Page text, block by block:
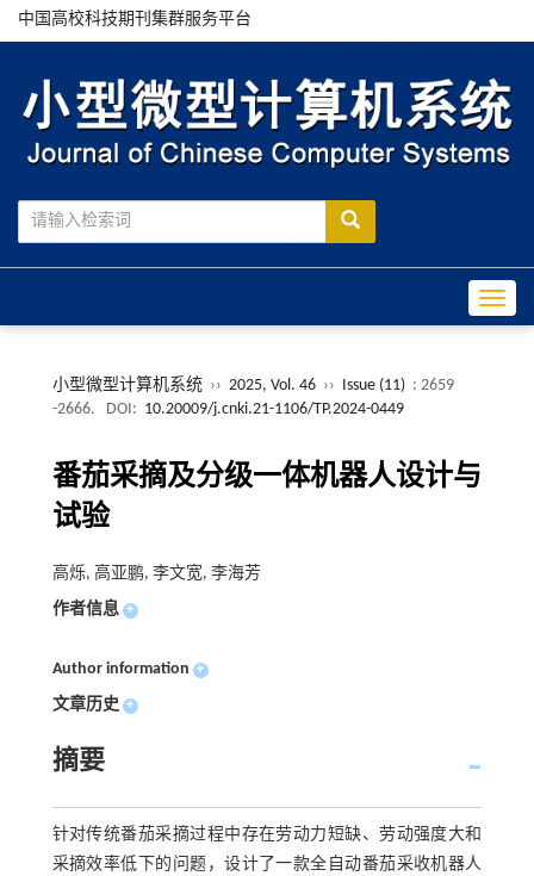
中国高校科技期刊集群服务平台
小型微型计算机系统 ›› 2025, Vol. 46 ›› Issue (11) : 2659
-2666.
DOI: 10.20009/j.cnki.21-1106/TP.2024-0449
番茄采摘及分级一体机器人设计与
试验
高烁, 高亚鹏, 李文宽, 李海芳
作者信息 +
Author information +
文章历史 +
摘要
针对传统番茄采摘过程中存在劳动力短缺、劳动强度大和
采摘效率低下的问题，设计了一款全自动番茄采收机器人